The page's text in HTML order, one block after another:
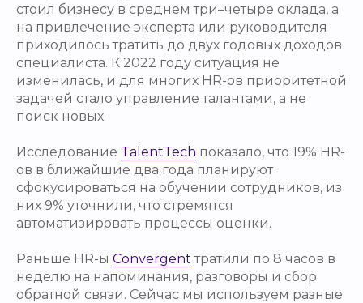
стоил бизнесу в среднем три–четыре оклада, а
на привлечение эксперта или руководителя
приходилось тратить до двух годовых доходов
специалиста. К 2022 году ситуация не
изменилась, и для многих HR-ов приоритетной
задачей стало управление талантами, а не
поиск новых.
Исследование TalentTech показало, что 19% HR-
ов в ближайшие два года планируют
сфокусироваться на обучении сотрудников, из
них 9% уточнили, что стремятся
автоматизировать процессы оценки.
Раньше HR-ы Convergent тратили по 8 часов в
неделю на напоминания, разговоры и сбор
обратной связи. Сейчас мы используем разные